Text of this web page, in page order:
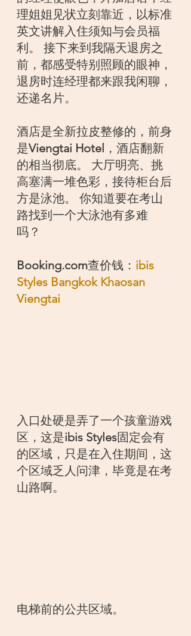
理姐姐见状立刻靠近，以标准
英文讲解入住须知与会员福
利。 接下来到我隔天退房之
前，都感受特别照顾的眼神，
退房时连经理都来跟我闲聊，
还递名片。
酒店是全新拉皮整修的，前身
是Viengtai Hotel ，酒店翻新
的相当彻底。 大厅明亮、挑
高塞满一堆色彩，接待柜台后
方是泳池。 你知道要在考山
路找到一个大泳池有多难
吗？
Booking.com查价钱： ibis
Styles Bangkok Khaosan
Viengtai
入口处硬是弄了一个孩童游戏
区，这是ibis Styles固定会有
的区域，只是在入住期间，这
个区域乏人问津，毕竟是在考
山路啊。
电梯前的公共区域。